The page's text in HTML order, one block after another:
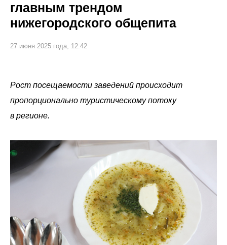
главным трендом
нижегородского общепита
27 июня 2025 года, 12:42
Рост посещаемости заведений происходит
пропорционально туристическому потоку
в регионе.